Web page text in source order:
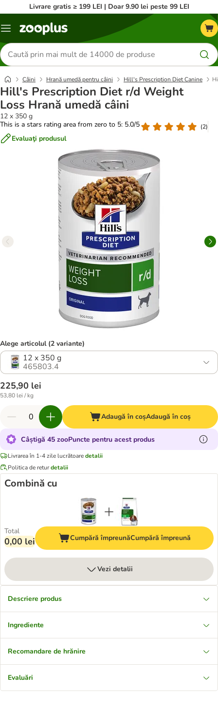
Livrare gratis ≥ 199 LEI | Doar 9.90 lei peste 99 LEI
Categorii
Căutare
produse
Câini Hrană umedă pentru câini Hill's Prescription Diet Canine
Hill's Prescription Diet r/d Weight
Loss Hrană umedă câini
12 x 350 g
This is a stars rating area from zero to 5: 5.0/5
(2)
Evaluaţi produsul
Alege articolul (2 variante)
12 x 350 g
465803.4
225,90 lei
53,80 lei / kg
Adaugă în coșAdaugă în coș
Câștigă 45 zooPuncte pentru acest produs
Livrarea în 1-4 zile lucrătoaredetalii
Politica de returdetalii
Combină cu
Total
0,00 lei Cumpără împreunăCumpără împreună
Vezi detalii
Descriere produs
Ingrediente
Recomandare de hrănire
Evaluări